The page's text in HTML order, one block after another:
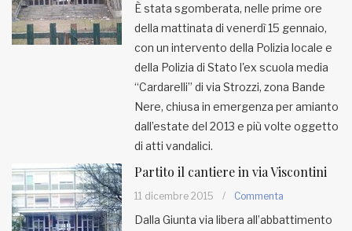
MUNICIPI
Inviateci le vostre segnalazioni
Fondato e diretto da Enzo De
Bernardis
EDB edizioni - Via Brivio angolo C.
Imbonati, 89 20159 Milano (Italia)
È stata sgomberata, nelle prime ore
della mattinata di venerdì 15 gennaio,
con un intervento della Polizia locale e
della Polizia di Stato l'ex scuola media
“Cardarelli” di via Strozzi, zona Bande
Nere, chiusa in emergenza per amianto
dall’estate del 2013 e più volte oggetto
di atti vandalici.
Partito il cantiere in via Viscontini
11 dicembre 2015 / Commenta
Dalla Giunta via libera all’abbattimento